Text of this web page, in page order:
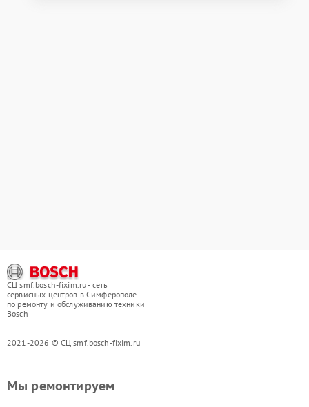
СЦ smf.bosch-fixim.ru - сеть
сервисных центров в Симферополе
по ремонту и обслуживанию техники
Bosch
2021-2026 © СЦ smf.bosch-fixim.ru
Мы ремонтируем